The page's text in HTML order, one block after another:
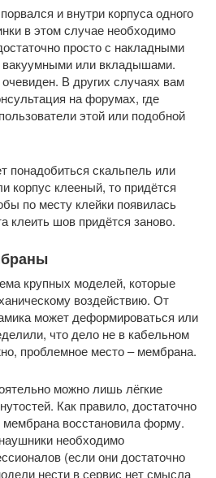
и внутри корпуса одного
в этом случае необходимо
просто с накладными
или вкладышами.
В других случаях вам
на форумах, где
этой или подобной
понадобиться скальпель или
корпус клееный, то придётся
по месту клейки появилась
клеить шов придётся заново.
крупных моделей, которые
воздействию. От
может деформироваться или
что дело не в кабельном
проблемное место – мембрана.
можно лишь лёгкие
Как правило, достаточно
мембрана восстановила форму.
необходимо
(если они достаточно
нести в сервис нет смысла